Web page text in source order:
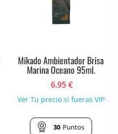
Mikado Ambientador Brisa
Marina Oceano 95ml.
6.95€
Ver Tu precio si fueras VIP
30 Puntos